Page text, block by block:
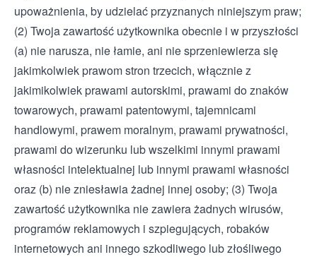
upoważnienia, by udzielać przyznanych niniejszym praw;
(2) Twoja zawartość użytkownika obecnie i w przyszłości
(a) nie narusza, nie łamie, ani nie sprzeniewierza się
jakimkolwiek prawom stron trzecich, włącznie z
jakimikolwiek prawami autorskimi, prawami do znaków
towarowych, prawami patentowymi, tajemnicami
handlowymi, prawem moralnym, prawami prywatności,
prawami do wizerunku lub wszelkimi innymi prawami
własności intelektualnej lub innymi prawami własności
oraz (b) nie zniesławia żadnej innej osoby; (3) Twoja
zawartość użytkownika nie zawiera żadnych wirusów,
programów reklamowych i szpiegujących, robaków
internetowych ani innego szkodliwego lub złośliwego